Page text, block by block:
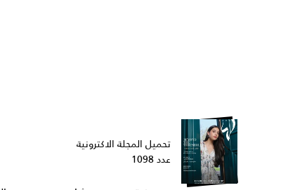
تحميل المجلة الاكترونية
عدد 1098